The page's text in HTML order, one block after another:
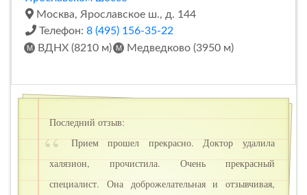
Москва, Ярославское ш., д. 144
Телефон: 8 (495) 156-35-22
ВДНХ (8210 м)
Медведково (3950 м)
Последний отзыв:
Прием прошел прекрасно. Доктор удалила
халязион, прочистила. Очень прекрасный
специалист. Она доброжелательная и отзывчивая,